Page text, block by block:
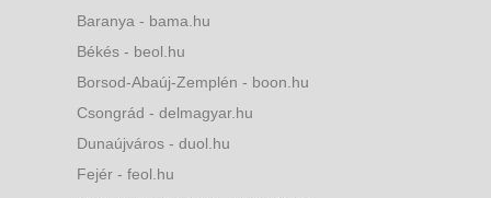
Baranya - bama.hu
Békés - beol.hu
Borsod-Abaúj-Zemplén - boon.hu
Csongrád - delmagyar.hu
Dunaújváros - duol.hu
Fejér - feol.hu